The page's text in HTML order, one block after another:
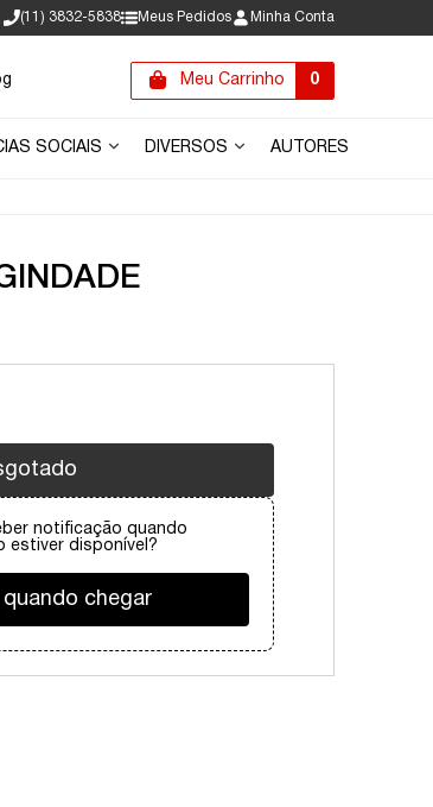
(11) 3832-5838 Meus Pedidos Minha Conta
Meu Carrinho 0
SOCIAIS DIVERSOS AUTORES
notificação quando
estiver disponível?
chegar